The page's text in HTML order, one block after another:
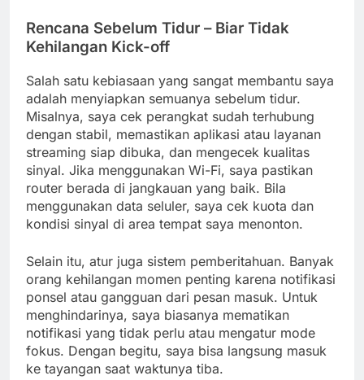
Rencana Sebelum Tidur – Biar Tidak
Kehilangan Kick-off
Salah satu kebiasaan yang sangat membantu saya
adalah menyiapkan semuanya sebelum tidur.
Misalnya, saya cek perangkat sudah terhubung
dengan stabil, memastikan aplikasi atau layanan
streaming siap dibuka, dan mengecek kualitas
sinyal. Jika menggunakan Wi-Fi, saya pastikan
router berada di jangkauan yang baik. Bila
menggunakan data seluler, saya cek kuota dan
kondisi sinyal di area tempat saya menonton.
Selain itu, atur juga sistem pemberitahuan. Banyak
orang kehilangan momen penting karena notifikasi
ponsel atau gangguan dari pesan masuk. Untuk
menghindarinya, saya biasanya mematikan
notifikasi yang tidak perlu atau mengatur mode
fokus. Dengan begitu, saya bisa langsung masuk
ke tayangan saat waktunya tiba.